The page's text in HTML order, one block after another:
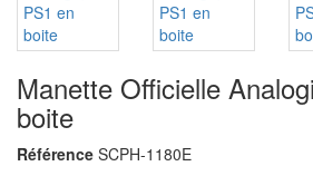
Manette Officielle
boite
Référence SCPH-1180E